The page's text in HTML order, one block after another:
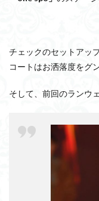
チェックのセットアッ
コートはお洒落度をグ
そして、前回のランウ